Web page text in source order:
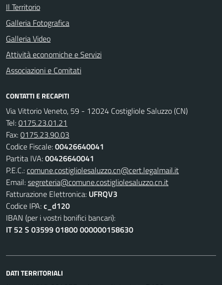
Il Territorio
Galleria Fotografica
Galleria Video
Attività economiche e Servizi
Associazioni e Comitati
CONTATTI E RECAPITI
Via Vittorio Veneto, 59 - 12024 Costigliole Saluzzo (CN)
Tel:0175.23.01.21
Fax:0175.23.90.03
Codice Fiscale:00426640041
Partita IVA:00426640041
P.E.C.:comune.costigliolesaluzzo.cn@cert.legalmail.it
Email:segreteria@comune.costigliolesaluzzo.cn.it
Fatturazione Elettronica: UFRQV3
Codice IPA:c_d120
IBAN (per i vostri bonifici bancari):
IT 52 S 03599 01800 000000158630
DATI TERRITORIALI